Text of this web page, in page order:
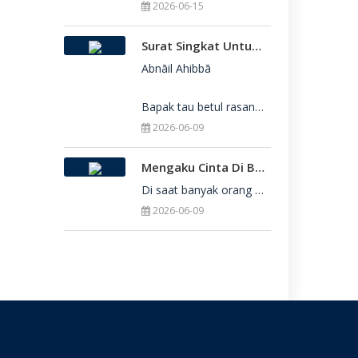
2026-06-15
Surat Singkat Untukmu Yang Belum Juga Diterima Di Perguruan Tinggi
Abnāil Ahibbā
Bapak tau betul rasanya berat sekali ketika dirimu belum juga diterima di Perguru
2026-06-09
Mengaku Cinta Di Balik Keterbatasan: Seni Menerima Diri Di Hadapan Ilahi
Di saat banyak orang yang serba menuntut kesempurnaan, kita sering kali terjebak dalam rasa bersalah
2026-06-09